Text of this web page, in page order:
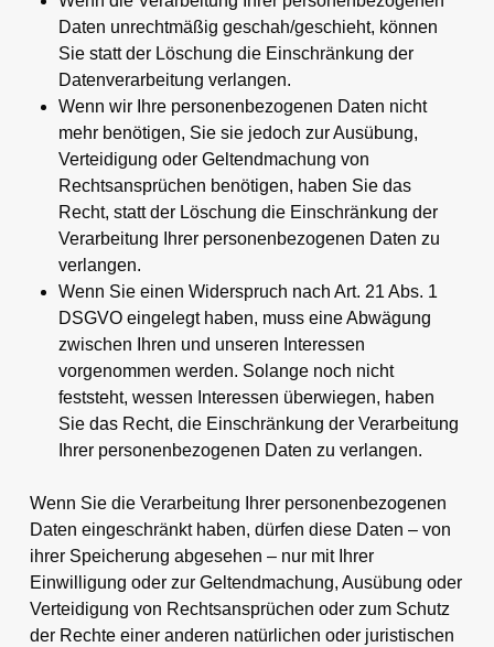
Daten unrechtmäßig geschah/geschieht, können
Sie statt der Löschung die Einschränkung der
Datenverarbeitung verlangen.
Wenn wir Ihre personenbezogenen Daten nicht
mehr benötigen, Sie sie jedoch zur Ausübung,
Verteidigung oder Geltendmachung von
Rechtsansprüchen benötigen, haben Sie das
Recht, statt der Löschung die Einschränkung der
Verarbeitung Ihrer personenbezogenen Daten zu
verlangen.
Wenn Sie einen Widerspruch nach Art. 21 Abs. 1
DSGVO eingelegt haben, muss eine Abwägung
zwischen Ihren und unseren Interessen
vorgenommen werden. Solange noch nicht
feststeht, wessen Interessen überwiegen, haben
Sie das Recht, die Einschränkung der Verarbeitung
Ihrer personenbezogenen Daten zu verlangen.
Wenn Sie die Verarbeitung Ihrer personenbezogenen
Daten eingeschränkt haben, dürfen diese Daten – von
ihrer Speicherung abgesehen – nur mit Ihrer
Einwilligung oder zur Geltendmachung, Ausübung oder
Verteidigung von Rechtsansprüchen oder zum Schutz
der Rechte einer anderen natürlichen oder juristischen